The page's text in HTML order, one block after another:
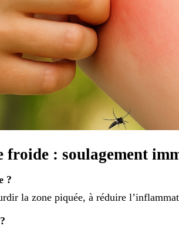
froide : soulagement
?
la zone piquée, à réduire